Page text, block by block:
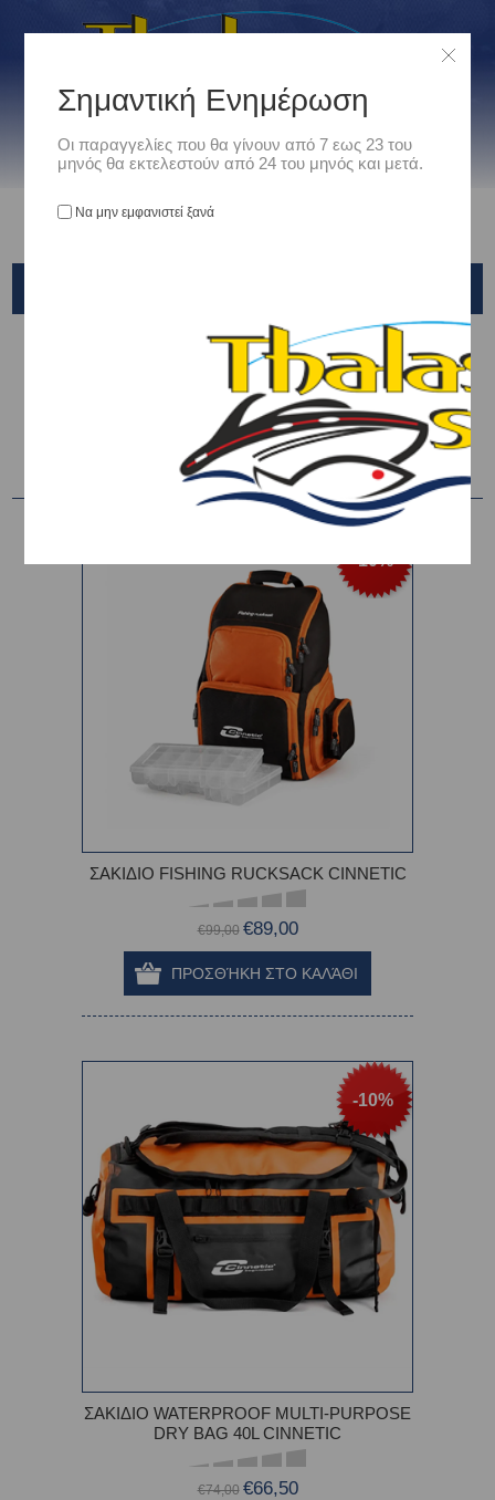
ΚΑΣΕΛΑΚΙΑ - ΤΣΑΝΤΕΣ - ΘΗΚΕΣ /
ΤΣΑΝΤΕΣ-ΘΗΚΕΣ / CINNETIC
-10%
ΣΑΚΙΔΙΟ FISHING RUCKSACK CINNETIC
€99,00 €89,00
-10%
ΣΑΚΙΔΙΟ WATERPROOF MULTI-PURPOSE
DRY BAG 40L CINNETIC
€74,00 €66,50
Σημαντική Ενημέρωση
Οι παραγγελίες που θα γίνουν από 7 εως 23 του
μηνός θα εκτελεστούν από 24 του μηνός και μετά.
Να μην εμφανιστεί ξανά